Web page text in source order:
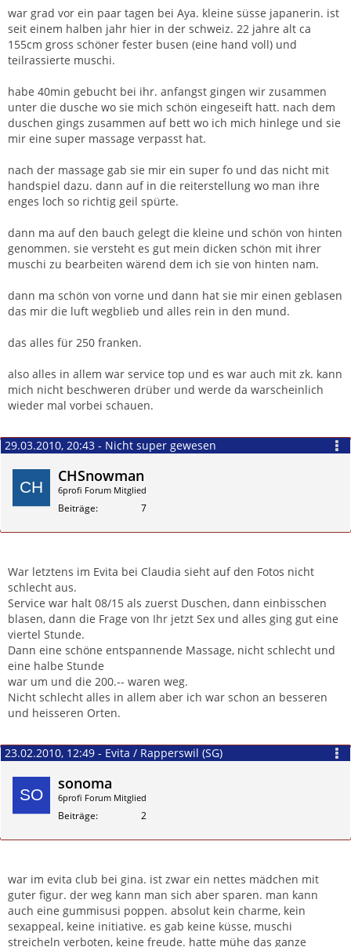
war grad vor ein paar tagen bei Aya. kleine süsse japanerin. ist
seit einem halben jahr hier in der schweiz. 22 jahre alt ca
155cm gross schöner fester busen (eine hand voll) und
teilrassierte muschi.
habe 40min gebucht bei ihr. anfangst gingen wir zusammen
unter die dusche wo sie mich schön eingeseift hatt. nach dem
duschen gings zusammen auf bett wo ich mich hinlege und sie
mir eine super massage verpasst hat.
nach der massage gab sie mir ein super fo und das nicht mit
handspiel dazu. dann auf in die reiterstellung wo man ihre
enges loch so richtig geil spürte.
dann ma auf den bauch gelegt die kleine und schön von hinten
genommen. sie versteht es gut mein dicken schön mit ihrer
muschi zu bearbeiten wärend dem ich sie von hinten nam.
dann ma schön von vorne und dann hat sie mir einen geblasen
das mir die luft wegblieb und alles rein in den mund.
das alles für 250 franken.
also alles in allem war service top und es war auch mit zk. kann
mich nicht beschweren drüber und werde da warscheinlich
wieder mal vorbei schauen.
Zitieren
29.03.2010, 20:43 - Nicht super gewesen
CHSnowman
6profi Forum Mitglied
Beiträge 7
War letztens im Evita bei Claudia sieht auf den Fotos nicht
schlecht aus.
Service war halt 08/15 als zuerst Duschen, dann einbisschen
blasen, dann die Frage von Ihr jetzt Sex und alles ging gut eine
viertel Stunde.
Dann eine schöne entspannende Massage, nicht schlecht und
eine halbe Stunde
war um und die 200.-- waren weg.
Nicht schlecht alles in allem aber ich war schon an besseren
und heisseren Orten.
Zitieren
23.02.2010, 12:49 - Evita / Rapperswil (SG)
sonoma
6profi Forum Mitglied
Beiträge 2
war im evita club bei gina. ist zwar ein nettes mädchen mit
guter figur. der weg kann man sich aber sparen. man kann
auch eine gummisusi poppen. absolut kein charme, kein
sexappeal, keine initiative. es gab keine küsse, muschi
streicheln verboten, keine freude. hatte mühe das ganze
Zitieren